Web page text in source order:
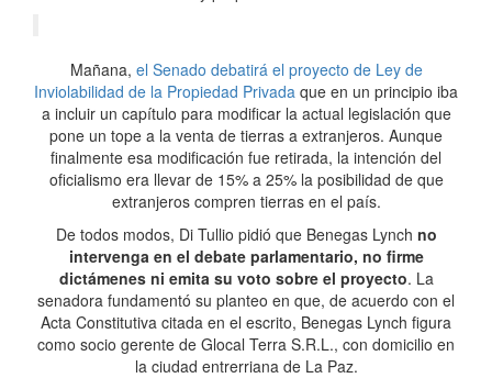
Mañana, el Senado debatirá el proyecto de Ley de
Inviolabilidad de la Propiedad Privada que en un principio iba
a incluir un capítulo para modificar la actual legislación que
pone un tope a la venta de tierras a extranjeros. Aunque
finalmente esa modificación fue retirada, la intención del
oficialismo era llevar de 15% a 25% la posibilidad de que
extranjeros compren tierras en el país.
De todos modos, Di Tullio pidió que Benegas Lynch no
intervenga en el debate parlamentario, no firme
dictámenes ni emita su voto sobre el proyecto. La
senadora fundamentó su planteo en que, de acuerdo con el
Acta Constitutiva citada en el escrito, Benegas Lynch figura
como socio gerente de Glocal Terra S.R.L., con domicilio en
la ciudad entrerriana de La Paz.